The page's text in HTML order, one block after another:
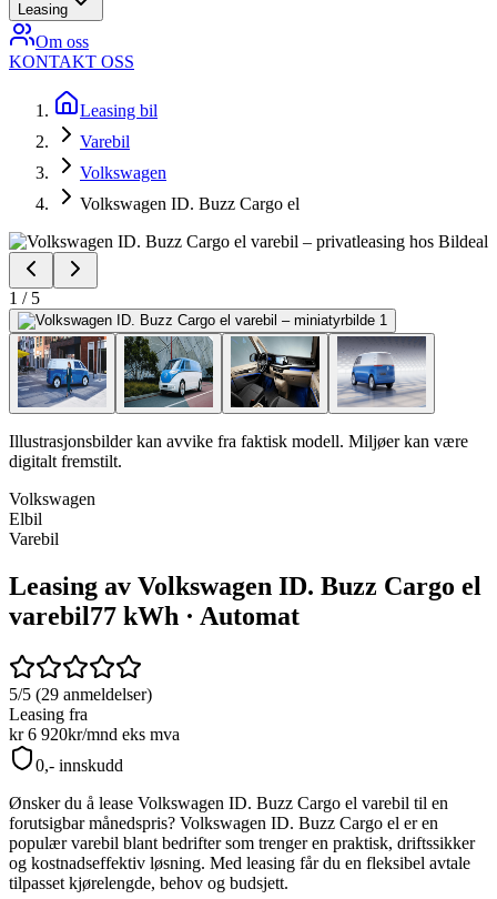
Leasing
Om oss
KONTAKT OSS
Leasing bil
Varebil
Volkswagen
Volkswagen ID. Buzz Cargo el
1 / 5
Illustrasjonsbilder kan avvike fra faktisk modell. Miljøer kan være
digitalt fremstilt.
Volkswagen
Elbil
Varebil
Leasing av Volkswagen ID. Buzz Cargo el
varebil77 kWh · Automat
5/5 (29 anmeldelser)
Leasing fra
kr 6 920kr/mnd eks mva
0,- innskudd
Ønsker du å lease Volkswagen ID. Buzz Cargo el varebil til en
forutsigbar månedspris? Volkswagen ID. Buzz Cargo el er en
populær varebil blant bedrifter som trenger en praktisk, driftssikker
og kostnadseffektiv løsning. Med leasing får du en fleksibel avtale
tilpasset kjørelengde, behov og budsjett.